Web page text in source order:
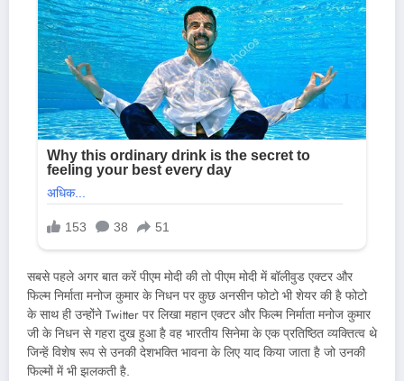
सबसे पहले अगर बात करें पीएम मोदी की तो पीएम मोदी में बॉलीवुड एक्टर और
फिल्म निर्माता मनोज कुमार के निधन पर कुछ अनसीन फोटो भी शेयर की है फोटो
के साथ ही उन्होंने Twitter पर लिखा महान एक्टर और फिल्म निर्माता मनोज कुमार
जी के निधन से गहरा दुख हुआ है वह भारतीय सिनेमा के एक प्रतिष्ठित व्यक्तित्व थे
जिन्हें विशेष रूप से उनकी देशभक्ति भावना के लिए याद किया जाता है जो उनकी
फिल्मों में भी झलकती है.